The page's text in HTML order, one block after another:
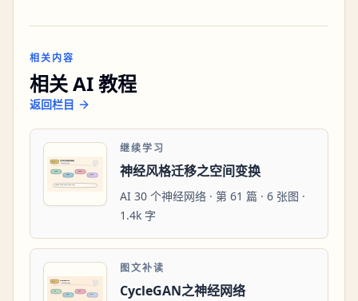
相关内容
相关 AI 教程
返回栏目
继续学习
神经风格迁移之空间变换
AI 30 个神经网络 · 第 61 篇 · 6 张图 ·
1.4k 字
图文补读
CycleGAN之神经网络